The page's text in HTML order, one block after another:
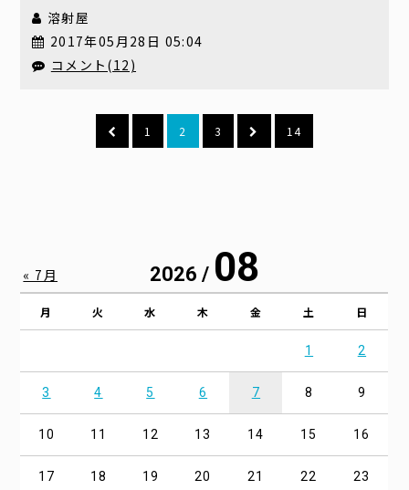
溶射屋
2017年05月28日 05:04
コメント(12)
1 2 3 14
2026 / 08
月 火 水 木 金 土 日
1 2
3 4 5 6 7 8 9
10 11 12 13 14 15 16
17 18 19 20 21 22 23
« 7月